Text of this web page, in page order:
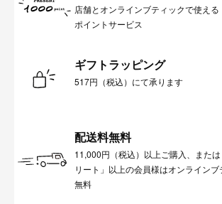
店舗とオンラインブティックで使える
ポイントサービス
ギフトラッピング
517円（税込）にて承ります
配送料無料
11,000円（税込）以上ご購入、また
リート」以上の会員様はオンライン
無料